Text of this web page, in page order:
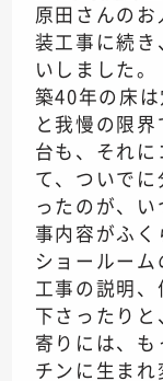
原田さんの
装工事に続
いしました。
築40年の床
と我慢の限
台も、それ
て、ついで
ったのが、
事内容がふく
ショールー
工事の説明
下さったり
寄りには、
チンに生まれ